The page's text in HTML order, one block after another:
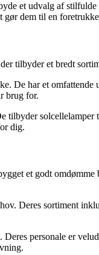
et udvalg af
dem til en
tilbyder et bredt
De har et
brug for.
dig.
et godt
Deres sortiment
Deres personale er